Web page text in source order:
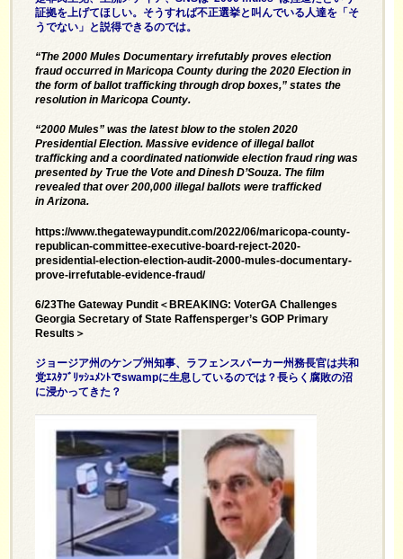
証拠を上げてほしい。そうすれば不正選挙と叫んでいる人達を「そ
うでない」と説得できるのでは。
“The 2000 Mules Documentary irrefutably proves election
fraud occurred in Maricopa County during the 2020 Election in
the form of ballot trafficking through drop boxes,” states the
resolution in Maricopa County.
“2000 Mules” was the latest blow to the stolen 2020
Presidential Election. Massive evidence of illegal ballot
trafficking and a coordinated nationwide election fraud ring was
presented by True the Vote and Dinesh D’Souza. The film
revealed that over 200,000 illegal ballots were trafficked
inArizona.
https://www.thegatewaypundit.com/2022/06/maricopa-county-
republican-committee-executive-board-reject-2020-
presidential-election-election-audit-2000-mules-documentary-
prove-irrefutable-evidence-fraud/
6/23The Gateway Pundit＜BREAKING: VoterGA Challenges
Georgia Secretary of State Raffensperger’s GOP Primary
Results＞
ジョージア州のケンプ州知事、ラフェンスパーカー州務長官は共和
党ｴｽﾀﾌﾞﾘｯｼｭﾒﾝﾄでswampに生息しているのでは？長らく腐敗の沼
に浸かってきた？